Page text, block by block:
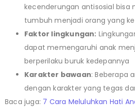
kecenderungan antisosial bisa
tumbuh menjadi orang yang
Faktor lingkungan:
dapat memengaruhi anak
berperilaku buruk kedepannya
Karakter bawaan: Beberapa
dengan karakter yang tegas
Baca juga: 7 Cara Meluluhkan Hati